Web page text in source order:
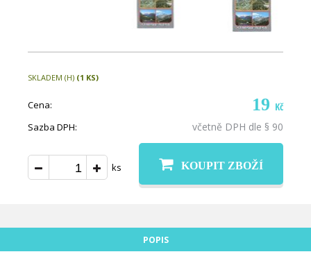
SKLADEM (H) (1 KS)
Cena: 19 Kč
Sazba DPH: včetně DPH dle § 90
ks KOUPIT ZBOŽÍ
POPIS